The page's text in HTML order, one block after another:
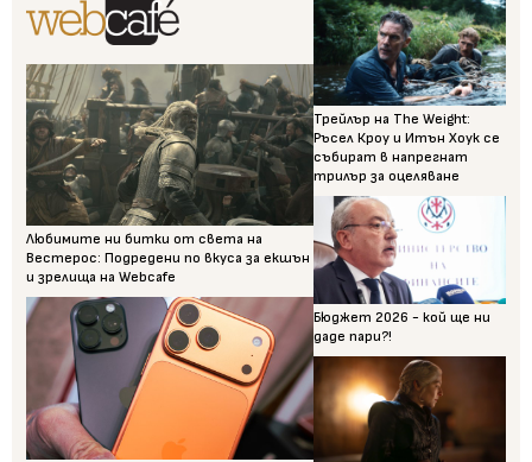
Любимите ни битки от света на
Вестерос: Подредени по вкуса за екшън
и зрелища на Webcafe
Трейлър на The Weight:
Ръсел Кроу и Итън Хоук се
събират в напрегнат
трилър за оцеляване
Бюджет 2026 - кой ще ни
даде пари?!